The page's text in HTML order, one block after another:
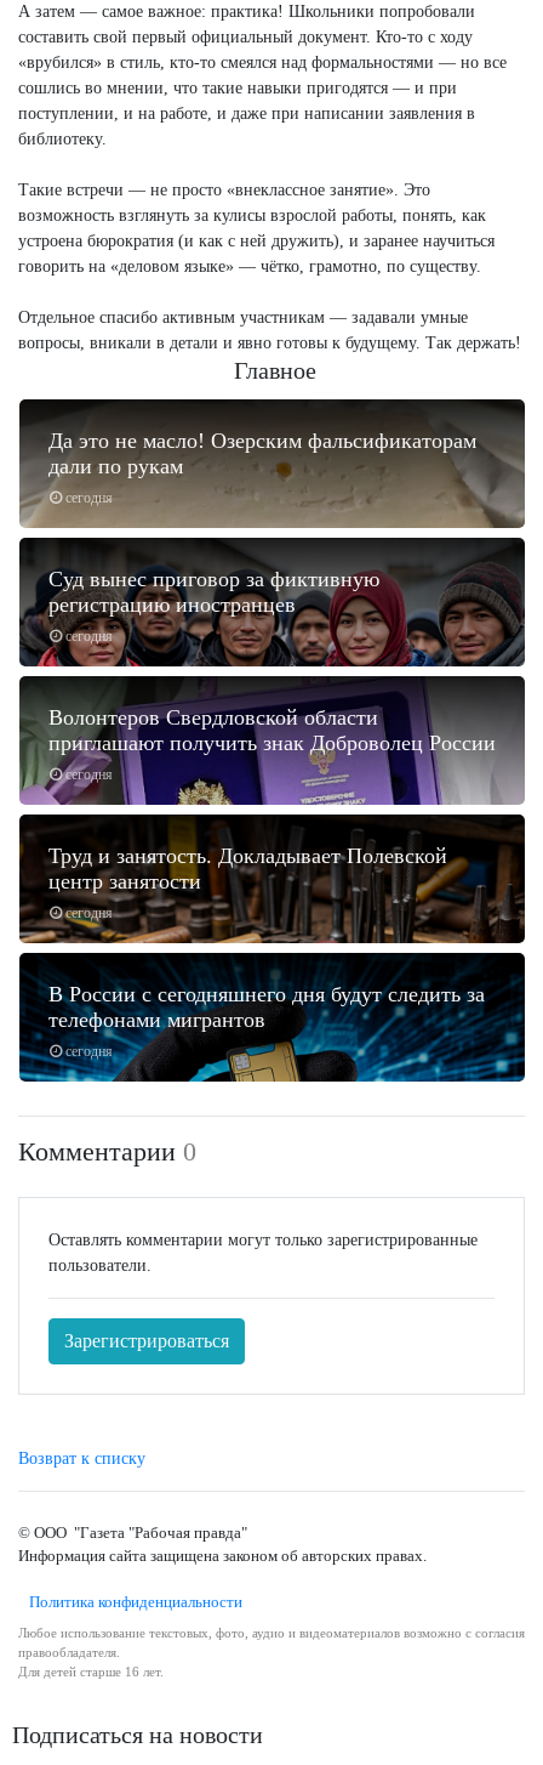
А затем — самое важное: практика! Школьники попробовали
составить свой первый официальный документ. Кто-то с ходу
«врубился» в стиль, кто-то смеялся над формальностями — но все
сошлись во мнении, что такие навыки пригодятся — и при
поступлении, и на работе, и даже при написании заявления в
библиотеку.
Такие встречи — не просто «внеклассное занятие». Это
возможность взглянуть за кулисы взрослой работы, понять, как
устроена бюрократия (и как с ней дружить), и заранее научиться
говорить на «деловом языке» — чётко, грамотно, по существу.
Отдельное спасибо активным участникам — задавали умные
вопросы, вникали в детали и явно готовы к будущему. Так держать!
Главное
сегодня
Да это не масло! Озерским фальсификаторам
дали по рукам
сегодня
Суд вынес приговор за фиктивную
регистрацию иностранцев
сегодня
Волонтеров Свердловской области
приглашают получить знак Доброволец России
сегодня
Труд и занятость. Докладывает Полевской
центр занятости
сегодня
В России с сегодняшнего дня будут следить за
телефонами мигрантов
Комментарии 0
Оставлять комментарии могут только зарегистрированные
пользователи.
Зарегистрироваться
Возврат к списку
© ООО "Газета "Рабочая правда"
Информация сайта защищена законом об авторских правах.
Политика конфиденциальности
Любое использование текстовых, фото, аудио и видеоматериалов возможно с согласия
правообладателя.
Для детей старше 16 лет.
Подписаться на новости